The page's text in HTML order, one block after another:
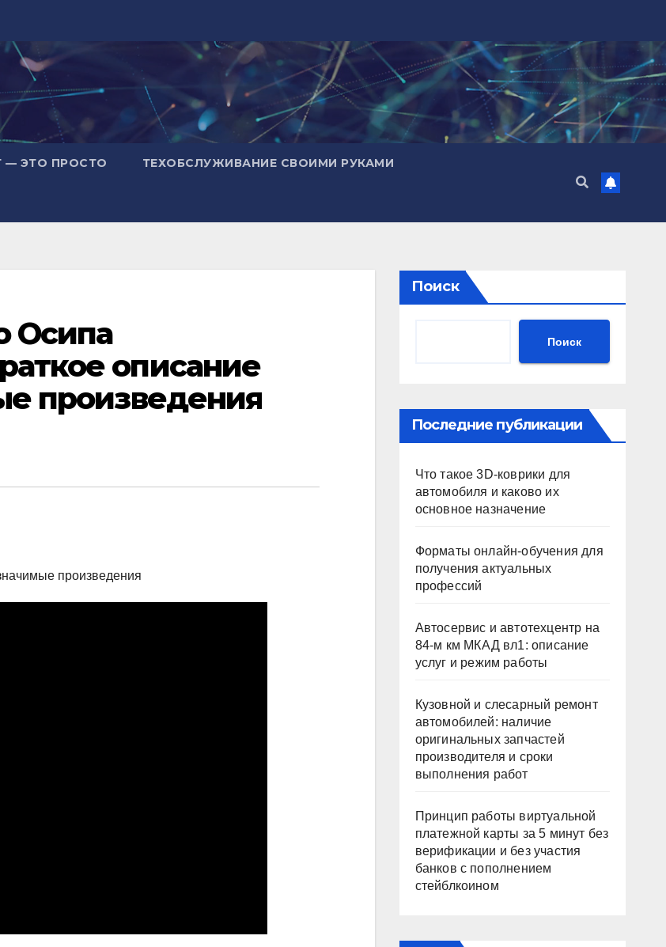
— ЭТО ПРОСТО ТЕХОБСЛУЖИВАНИЕ СВОИМИ РУКАМИ
Осипа
описание
произведения
Поиск
Поиск
Последние публикации
Что такое 3D-коврики для
автомобиля и каково их
основное назначение
Форматы онлайн-обучения для
получения актуальных
профессий
Автосервис и автотехцентр на
84-м км МКАД вл1: описание
услуг и режим работы
Кузовной и слесарный ремонт
автомобилей: наличие
оригинальных запчастей
производителя и сроки
выполнения работ
Принцип работы виртуальной
платежной карты за 5 минут без
верификации и без участия
банков с пополнением
стейблкоином